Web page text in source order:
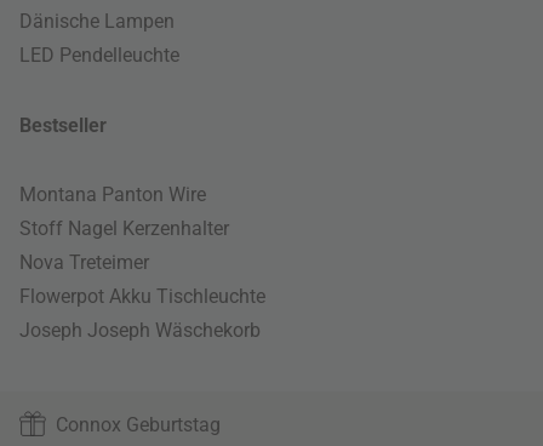
Dänische Lampen
LED Pendelleuchte
Bestseller
Montana Panton Wire
Stoff Nagel Kerzenhalter
Nova Treteimer
Flowerpot Akku Tischleuchte
Joseph Joseph Wäschekorb
Connox Geburtstag